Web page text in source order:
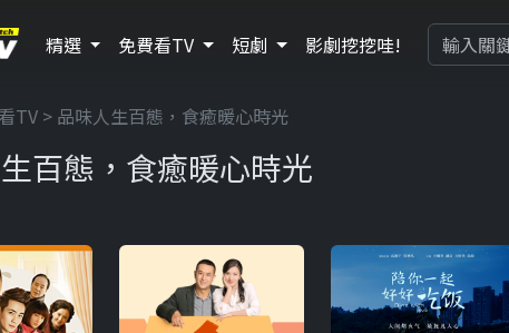
精選 免費看TV 短劇 影劇挖挖哇!
TV > 品味人生百態，食癒暖心時光
百態，食癒暖心時光